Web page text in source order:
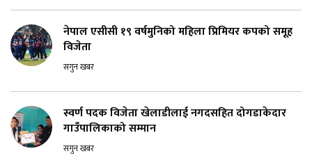
नेपाल एसीसी १९ वर्षमुनिको महिला प्रिमियर कपको समूह
विजेता
सगुन खबर
स्वर्ण पदक विजेता खेलाडीलाई नगदसहित दोगडाकेदार
गाउँपालिकाको सम्मान
सगुन खबर